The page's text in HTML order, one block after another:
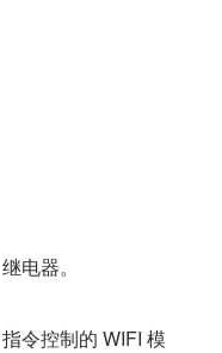
电器。
令控制的 WIFI 模